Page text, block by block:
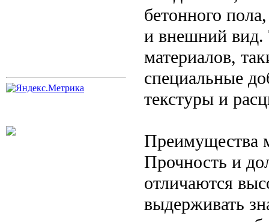
бетонного
и внешний вид.
материалов,
специальные
текстуры и
Преимущества
Прочность и
отличаются
выдерживать